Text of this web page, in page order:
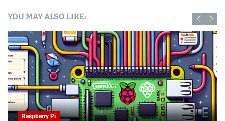
YOU MAY ALSO LIKE:
Raspberry Pi